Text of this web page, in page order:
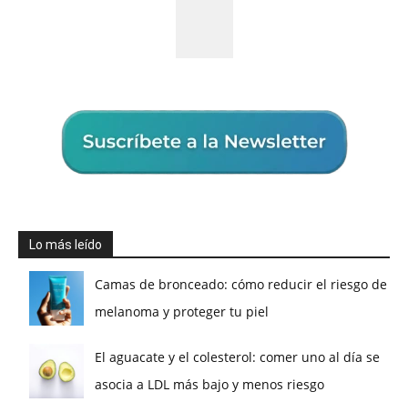
Lo más leído
Camas de bronceado: cómo reducir el riesgo de
melanoma y proteger tu piel
El aguacate y el colesterol: comer uno al día se
asocia a LDL más bajo y menos riesgo